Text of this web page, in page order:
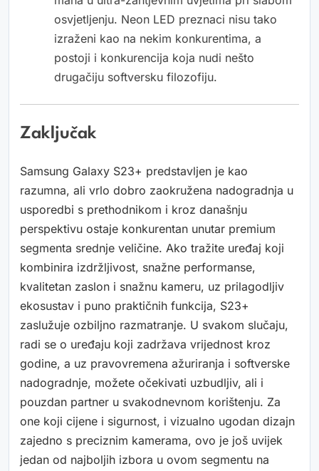
osvjetljenju. Neon LED preznaci nisu tako
izraženi kao na nekim konkurentima, a
postoji i konkurencija koja nudi nešto
drugačiju softversku filozofiju.
Zaključak
Samsung Galaxy S23+ predstavljen je kao
razumna, ali vrlo dobro zaokružena nadogradnja u
usporedbi s prethodnikom i kroz današnju
perspektivu ostaje konkurentan unutar premium
segmenta srednje veličine. Ako tražite uređaj koji
kombinira izdržljivost, snažne performanse,
kvalitetan zaslon i snažnu kameru, uz prilagodljiv
ekosustav i puno praktičnih funkcija, S23+
zaslužuje ozbiljno razmatranje. U svakom slučaju,
radi se o uređaju koji zadržava vrijednost kroz
godine, a uz pravovremena ažuriranja i softverske
nadogradnje, možete očekivati uzbudljiv, ali i
pouzdan partner u svakodnevnom korištenju. Za
one koji cijene i sigurnost, i vizualno ugodan dizajn
zajedno s preciznim kamerama, ovo je još uvijek
jedan od najboljih izbora u ovom segmentu na